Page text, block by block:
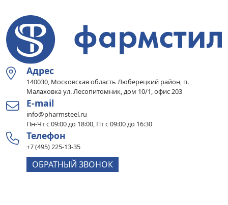
Адрес
140030, Московская область Люберецкий район, п.
Малаховка ул. Лесопитомник, дом 10/1, офис 203
E-mail
info@pharmsteel.ru
Пн-Чт с 09:00 до 18:00, Пт с 09:00 до 16:30
Телефон
+7 (495) 225-13-35
ОБРАТНЫЙ ЗВОНОК